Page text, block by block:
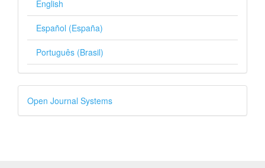
English
Español (España)
Português (Brasil)
Desenvolvido
por
Open Journal Systems